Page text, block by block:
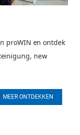
proWIN en ontdek
new
MEER ONTDEKKEN